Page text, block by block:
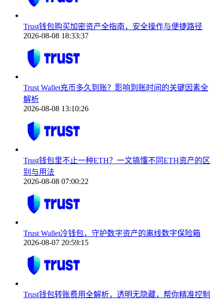
Trust钱包购买加密资产全指南，安全操作与便捷路径
2026-08-08 18:33:37
Trust Wallet充币多久到账？影响到账时间的关键因素全
解析
2026-08-08 13:10:26
Trust钱包里不止一种ETH？一文搞懂不同ETH资产的区
别与用法
2026-08-08 07:00:22
Trust Wallet冷钱包，守护数字资产的离线数字保险箱
2026-08-07 20:59:15
Trust钱包转账费用全解析，透明无隐藏，帮你精准控制